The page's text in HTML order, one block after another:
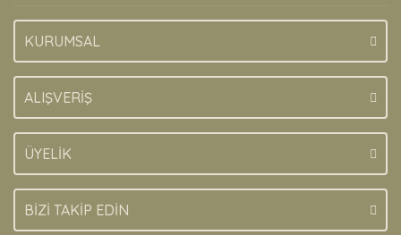
KURUMSAL
ALIŞVERİŞ
ÜYELİK
BİZİ TAKİP EDİN